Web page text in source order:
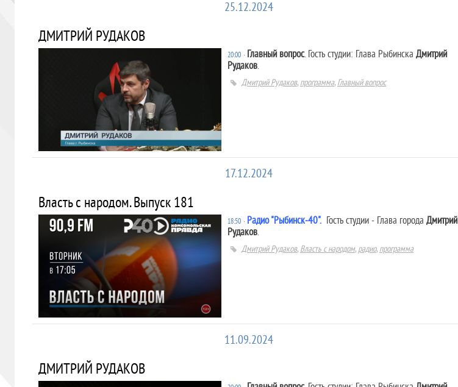
25.12.2024
ДМИТРИЙ РУДАКОВ
20:00 ∙ Главный вопрос. Гость студии: Глава Рыбинска Дмитрий
Рудаков.
Дмитрий Рудаков, программа, Главный вопрос
17.12.2024
Власть с народом. Выпуск 181
18:50 ∙ Радио "Рыбинск-40". Гость студии - Глава города Дмитрий
Рудаков.
Дмитрий Рудаков, Власть с народом, радио, программа
11.09.2024
ДМИТРИЙ РУДАКОВ